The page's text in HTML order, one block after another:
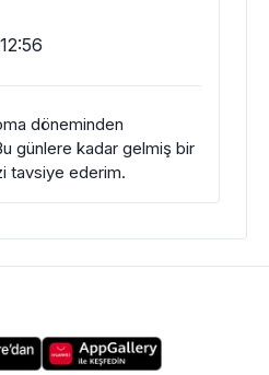
döneminden
günlere kadar gelmiş bir
tavsiye ederim.